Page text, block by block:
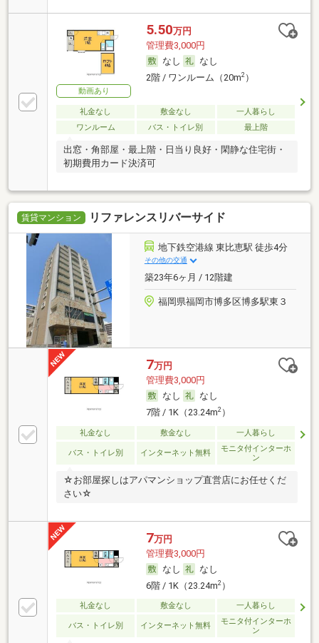
動画あり
5.50万円
管理費3,000円
なし
なし
2階 / ワンルーム（20m2）
礼金なし 敷金なし
一人暮らし
ワンルーム
バス・トイレ別 最上階
出窓・角部屋・最上階・日当り良好・閑静な住宅街・
初期費用カード決済可
賃貸マンション リファレンスリバーサイド
地下鉄空港線 東比恵駅 徒歩4分
その他の交通
築23年6ヶ月 / 12階建
福岡県福岡市博多区博多駅東３
7万円
管理費3,000円
なし
なし
7階 / 1K（23.24m2）
礼金なし 敷金なし 一人暮らし
バス・トイレ別 インターネット無料
モニタ付インターホ
ン
☆お部屋探しはアパマンショップ直営店にお任せくだ
さい☆
7万円
管理費3,000円
なし
なし
6階 / 1K（23.24m2）
礼金なし 敷金なし 一人暮らし
バス・トイレ別 インターネット無料
モニタ付インターホ
ン